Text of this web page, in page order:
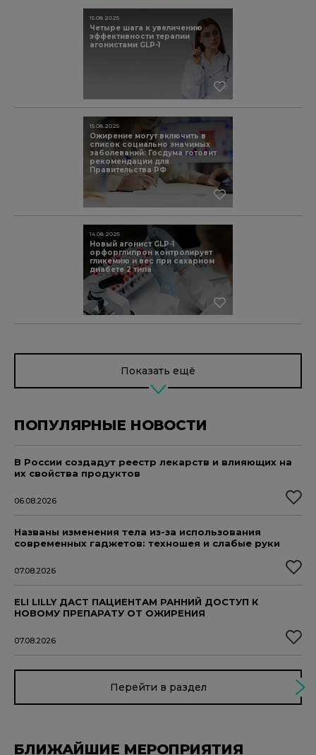
Четыре шага к увеличению
эффективности терапии
агонистами GLP-1
15.08.2025
Ожирение могут включить в
список социально значимых
заболеваний: Госдума готовит
рекомендации для
Правительства РФ
15.08.2025
Новый агонист GLP-1
орфорглипрон контролирует
гликемию и вес при сахарном
диабете 2 типа
14.08.2025
Показать ещё
ПОПУЛЯРНЫЕ НОВОСТИ
В России создадут реестр лекарств и влияющих на
их свойства продуктов
06.08.2026
Названы изменения тела из-за использования
современных гаджетов: техношея и слабые руки
07.08.2026
ELI LILLY ДАСТ ПАЦИЕНТАМ РАННИЙ ДОСТУП К
НОВОМУ ПРЕПАРАТУ ОТ ОЖИРЕНИЯ
07.08.2026
Перейти в раздел
БЛИЖАЙШИЕ МЕРОПРИЯТИЯ